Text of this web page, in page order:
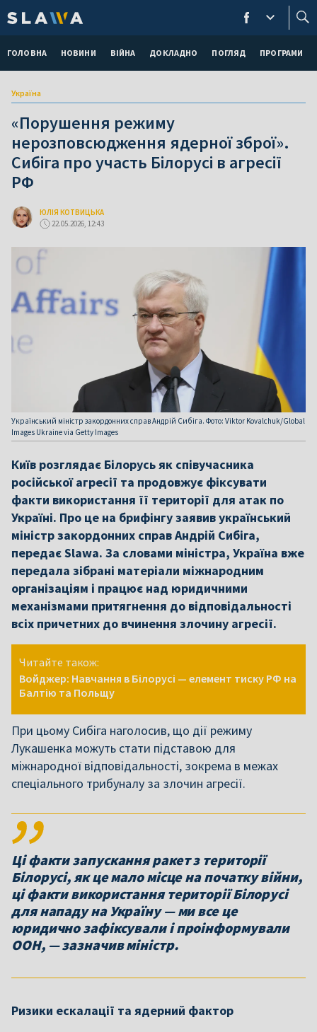
ГОЛОВНА НОВИНИ ВІЙНА ДОКЛАДНО ПОГЛЯД ПРОГРАМИ
Україна
«Порушення режиму
нерозповсюдження ядерної зброї».
Сибіга про участь Білорусі в агресії
РФ
ЮЛІЯ КОТВИЦЬКА
22.05.2026, 12:43
Український міністр закордонних справ Андрій Сибіга. Фото: Viktor Kovalchuk/Global
Images Ukraine via Getty Images
Київ розглядає Білорусь як співучасника
російської агресії та продовжує фіксувати
факти використання її території для атак по
Україні. Про це на брифінгу заявив український
міністр закордонних справ Андрій Сибіга,
передає Slawa. За словами міністра, Україна вже
передала зібрані матеріали міжнародним
організаціям і працює над юридичними
механізмами притягнення до відповідальності
всіх причетних до вчинення злочину агресії.
Читайте також:
Войджер: Навчання в Білорусі — елемент тиску РФ на
Балтію та Польщу
При цьому Сибіга наголосив, що дії режиму
Лукашенка можуть стати підставою для
міжнародної відповідальності, зокрема в межах
спеціального трибуналу за злочин агресії.
Ці факти запускання ракет з території
Білорусі, як це мало місце на початку війни,
ці факти використання території Білорусі
для нападу на Україну — ми все це
юридично зафіксували і проінформували
ООН, — зазначив міністр.
Ризики ескалації та ядерний фактор